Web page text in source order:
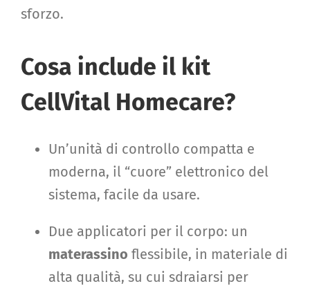
sforzo.
Cosa include il kit
CellVital Homecare?
Un’unità di controllo compatta e
moderna, il “cuore” elettronico del
sistema, facile da usare.
Due applicatori per il corpo: un
materassino flessibile, in materiale di
alta qualità, su cui sdraiarsi per